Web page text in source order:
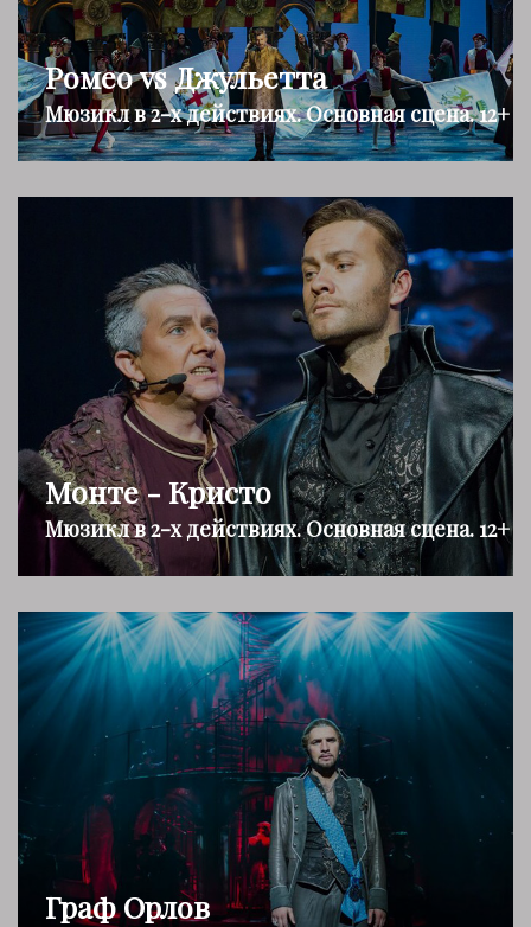
Ромео vs Джульетта
Мюзикл в 2-х действиях. Основная сцена. 12+
Монте - Кристо
Мюзикл в 2-х действиях. Основная сцена. 12+
Граф Орлов